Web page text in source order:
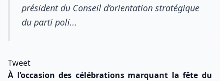
président du Conseil d’orientation stratégique
du parti poli...
Tweet
À l’occasion des célébrations marquant la fête du